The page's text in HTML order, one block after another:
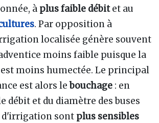
à plus faible débitet au
. Par opposition à
localisée génère souvent
moins faible puisque la
moins humectée. Le principal
est alors lebouchage : en
débit et du diamètre des buses
sont plus sensibles